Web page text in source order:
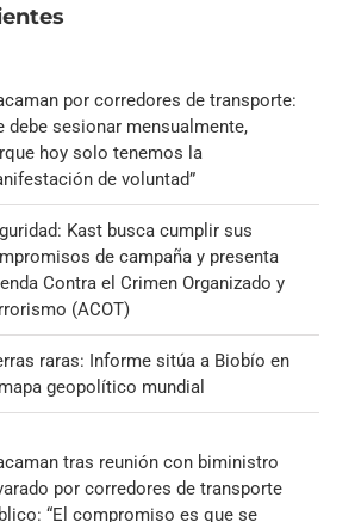
por corredores de transporte:
debe sesionar mensualmente,
hoy solo tenemos la
de voluntad”
Kast busca cumplir sus
de campaña y presenta
Contra el Crimen Organizado y
(ACOT)
raras: Informe sitúa a Biobío en
geopolítico mundial
tras reunión con biministro
por corredores de transporte
“El compromiso es que se